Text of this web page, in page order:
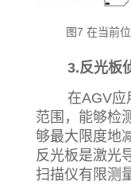
图7 在当前
3.反光板侦
在AGV应用
范围，能够检
够最大限度地
反光板是激光
扫描仪有限测